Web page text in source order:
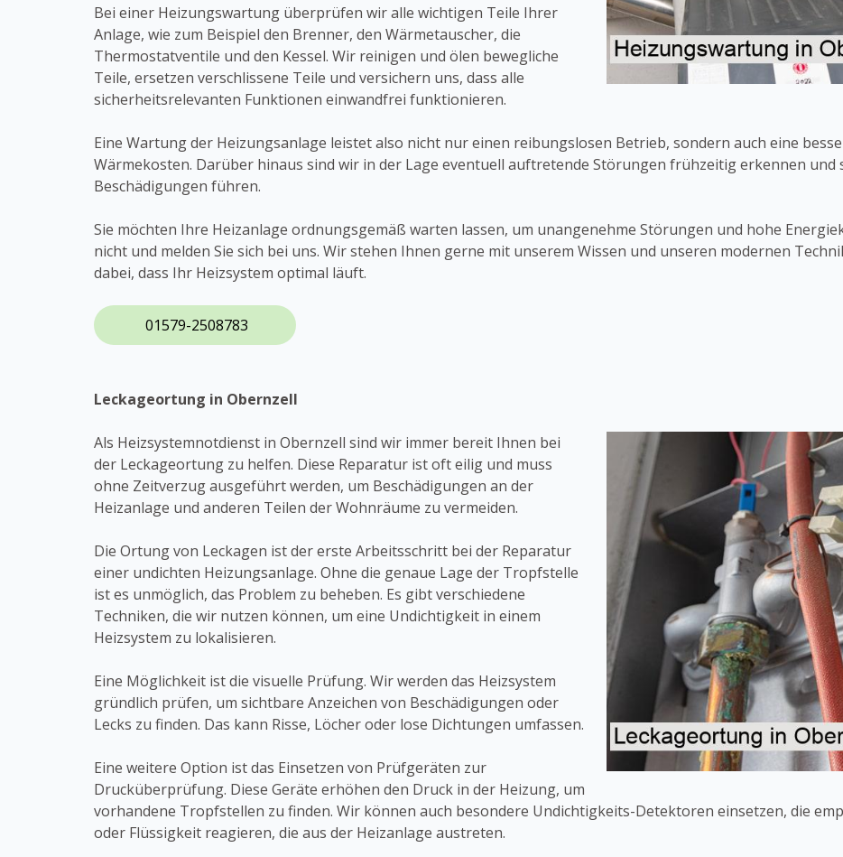
Bei einer Heizungswartung überprüfen wir alle wichtigen Teile Ihrer
Anlage, wie zum Beispiel den Brenner, den Wärmetauscher, die
Thermostatventile und den Kessel. Wir reinigen und ölen bewegliche
Teile, ersetzen verschlissene Teile und versichern uns, dass alle
sicherheitsrelevanten Funktionen einwandfrei funktionieren.
Eine Wartung der Heizungsanlage leistet also nicht nur einen reibungslosen Betrieb, sondern auch eine
Wärmekosten. Darüber hinaus sind wir in der Lage eventuell auftretende Störungen frühzeitig erkennen und
Beschädigungen führen.
Sie möchten Ihre Heizanlage ordnungsgemäß warten lassen, um unangenehme Störungen und hohe
nicht und melden Sie sich bei uns. Wir stehen Ihnen gerne mit unserem Wissen und unseren modernen
dabei, dass Ihr Heizsystem optimal läuft.
01579-2508783
Leckageortung in Obernzell
Als Heizsystemnotdienst in Obernzell sind wir immer bereit Ihnen bei
der Leckageortung zu helfen. Diese Reparatur ist oft eilig und muss
ohne Zeitverzug ausgeführt werden, um Beschädigungen an der
Heizanlage und anderen Teilen der Wohnräume zu vermeiden.
Die Ortung von Leckagen ist der erste Arbeitsschritt bei der Reparatur
einer undichten Heizungsanlage. Ohne die genaue Lage der Tropfstelle
ist es unmöglich, das Problem zu beheben. Es gibt verschiedene
Techniken, die wir nutzen können, um eine Undichtigkeit in einem
Heizsystem zu lokalisieren.
Eine Möglichkeit ist die visuelle Prüfung. Wir werden das Heizsystem
gründlich prüfen, um sichtbare Anzeichen von Beschädigungen oder
Lecks zu finden. Das kann Risse, Löcher oder lose Dichtungen umfassen.
Eine weitere Option ist das Einsetzen von Prüfgeräten zur
Drucküberprüfung. Diese Geräte erhöhen den Druck in der Heizung, um
vorhandene Tropfstellen zu finden. Wir können auch besondere Undichtigkeits-Detektoren einsetzen, die
oder Flüssigkeit reagieren, die aus der Heizanlage austreten.